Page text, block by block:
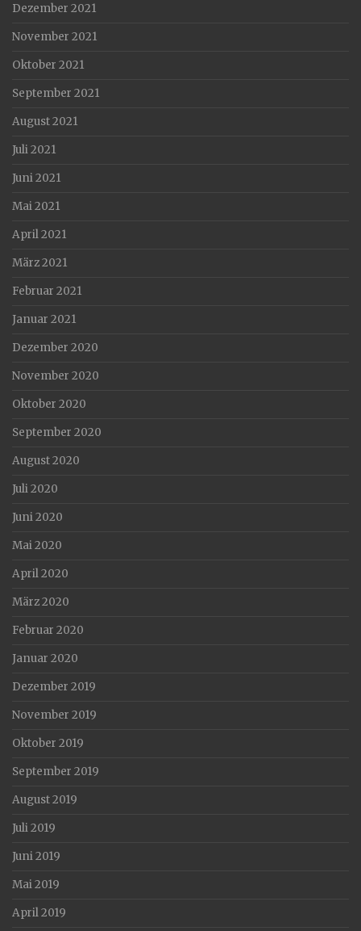
Dezember 2021
November 2021
Oktober 2021
September 2021
August 2021
Juli 2021
Juni 2021
Mai 2021
April 2021
März 2021
Februar 2021
Januar 2021
Dezember 2020
November 2020
Oktober 2020
September 2020
August 2020
Juli 2020
Juni 2020
Mai 2020
April 2020
März 2020
Februar 2020
Januar 2020
Dezember 2019
November 2019
Oktober 2019
September 2019
August 2019
Juli 2019
Juni 2019
Mai 2019
April 2019